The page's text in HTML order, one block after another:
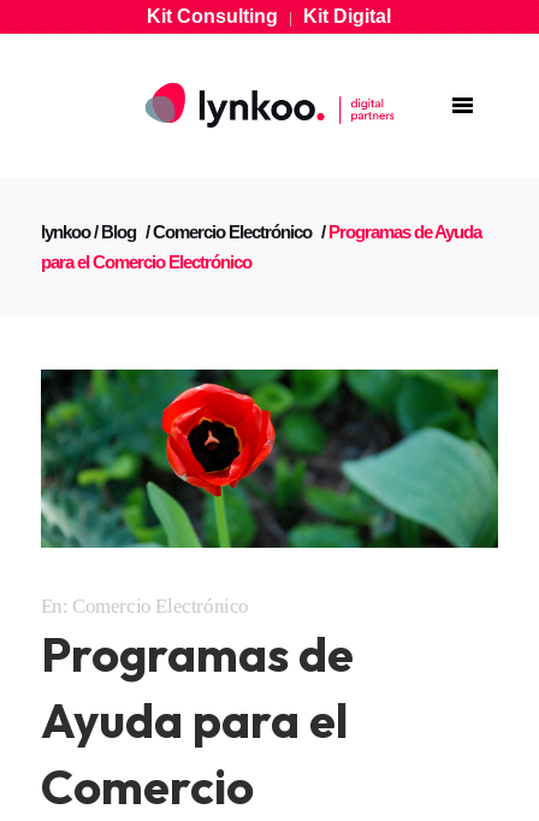
Kit Consulting|Kit Digital
lynkoo/Blog /Comercio Electrónico /Programas de Ayuda
para el Comercio Electrónico
En: Comercio Electrónico
Programas de
Ayuda para el
Comercio